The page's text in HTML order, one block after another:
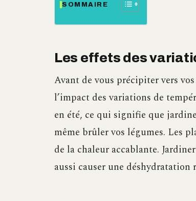
SOMMAIRE
Les effets des
Avant de vous précipiter vers
l’impact des variations de
en été, ce qui signifie que
même brûler vos légumes. Les
de la chaleur accablante.
aussi causer une